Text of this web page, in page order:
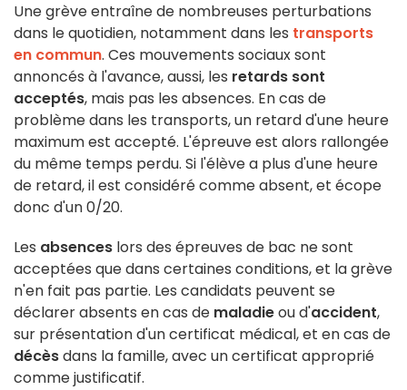
Une grève entraîne de nombreuses perturbations
dans le quotidien, notamment dans les transports
en commun. Ces mouvements sociaux sont
annoncés à l'avance, aussi, les retards sont
acceptés, mais pas les absences. En cas de
problème dans les transports, un retard d'une heure
maximum est accepté. L'épreuve est alors rallongée
du même temps perdu. Si l'élève a plus d'une heure
de retard, il est considéré comme absent, et écope
donc d'un 0/20.
Les absences lors des épreuves de bac ne sont
acceptées que dans certaines conditions, et la grève
n'en fait pas partie. Les candidats peuvent se
déclarer absents en cas de maladieou d'accident,
sur présentation d'un certificat médical, et en cas de
décèsdans la famille, avec un certificat approprié
comme justificatif.